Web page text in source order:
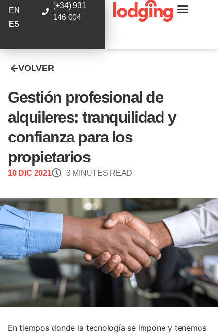
EN
ES
(+34) 931
146 004
VOLVER
Gestión profesional de
alquileres: tranquilidad y
confianza para los
propietarios
10 DIC 2021 3 MINUTES READ
En tiempos donde la tecnología se impone y tenemos